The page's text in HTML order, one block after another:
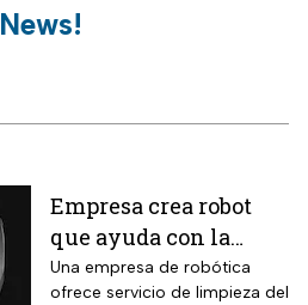
News!
Empresa crea robot
que ayuda con la
limpieza del hogar
Una empresa de robótica
ofrece servicio de limpieza del